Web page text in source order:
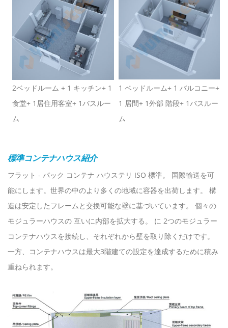
2ベッドルーム + 1 キッチン+ 1
食堂+ 1居住用客室+ 1バスルー
ム
1 ベッドルーム+ 1 バルコニー+
1 居間+ 1外部 階段+ 1バスルー
ム
標準コンテナハウス紹介
フラット - パック コンテナ ハウステリ ISO 標準。 国際輸送を可
能にします。世界の中のより多くの地域に容器を出荷します。 構
造は安定したフレームと交換可能な壁に基づいています。 個々の
モジュラーハウスの 互いに内部を拡大する。 に 2つのモジュラー
コンテナハウスを接続し、それぞれから壁を取り除くだけです。
一方、コンテナハウスは最大3階建ての設定を達成するために積み
重ねられます。